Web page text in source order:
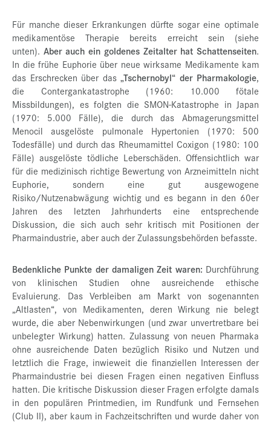
Für manche dieser Erkrankungen dürfte sogar eine optimale
medikamentöse Therapie bereits erreicht sein (siehe
unten). Aber auch ein goldenes Zeitalter hat Schattenseiten.
In die frühe Euphorie über neue wirksame Medikamente kam
das Erschrecken über das „Tschernobyl“ der Pharmakologie,
die Contergankatastrophe (1960: 10.000 fötale
Missbildungen), es folgten die SMON-Katastrophe in Japan
(1970: 5.000 Fälle), die durch das Abmagerungsmittel
Menocil ausgelöste pulmonale Hypertonien (1970: 500
Todesfälle) und durch das Rheumamittel Coxigon (1980: 100
Fälle) ausgelöste tödliche Leberschäden. Offensichtlich war
für die medizinisch richtige Bewertung von Arzneimitteln nicht
Euphorie, sondern eine gut ausgewogene
Risiko/Nutzenabwägung wichtig und es begann in den 60er
Jahren des letzten Jahrhunderts eine entsprechende
Diskussion, die sich auch sehr kritisch mit Positionen der
Pharmaindustrie, aber auch der Zulassungsbehörden befasste.
Bedenkliche Punkte der damaligen Zeit waren: Durchführung
von klinischen Studien ohne ausreichende ethische
Evaluierung. Das Verbleiben am Markt von sogenannten
„Altlasten“, von Medikamenten, deren Wirkung nie belegt
wurde, die aber Nebenwirkungen (und zwar unvertretbare bei
unbelegter Wirkung) hatten. Zulassung von neuen Pharmaka
ohne ausreichende Daten bezüglich Risiko und Nutzen und
letztlich die Frage, inwieweit die finanziellen Interessen der
Pharmaindustrie bei diesen Fragen einen negativen Einfluss
hatten. Die kritische Diskussion dieser Fragen erfolgte damals
in den populären Printmedien, im Rundfunk und Fernsehen
(Club II), aber kaum in Fachzeitschriften und wurde daher von